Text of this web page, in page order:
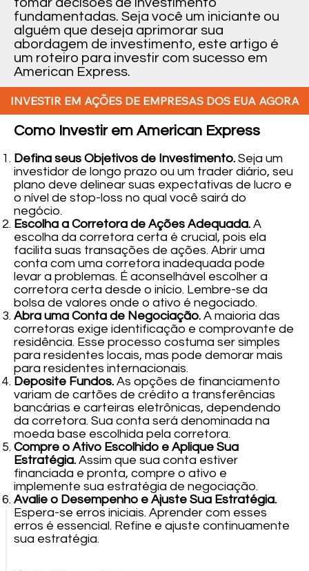
fundamentadas. Seja você um iniciante ou
alguém que deseja aprimorar sua
abordagem de investimento, este artigo é
um roteiro para investir com sucesso em
American Express.
Como Investir em American Express
Defina seus Objetivos de Investimento.Seja um
investidor de longo prazo ou um trader diário, seu
plano deve delinear suas expectativas de lucro e
o nível de stop-loss no qual você sairá do
negócio.
Escolha a Corretora de Ações Adequada.A
escolha da corretora certa é crucial, pois ela
facilita suas transações de ações. Abrir uma
conta com uma corretora inadequada pode
levar a problemas. É aconselhável escolher a
corretora certa desde o início. Lembre-se da
bolsa de valores onde o ativo é negociado.
Abra uma Conta de Negociação.A maioria das
corretoras exige identificação e comprovante de
residência. Esse processo costuma ser simples
para residentes locais, mas pode demorar mais
para residentes internacionais.
Deposite Fundos.As opções de financiamento
variam de cartões de crédito a transferências
bancárias e carteiras eletrônicas, dependendo
da corretora. Sua conta será denominada na
moeda base escolhida pela corretora.
Compre o Ativo Escolhido e Aplique Sua
Estratégia.Assim que sua conta estiver
financiada e pronta, compre o ativo e
implemente sua estratégia de negociação.
Avalie o Desempenho e Ajuste Sua Estratégia.
Espera-se erros iniciais. Aprender com esses
erros é essencial. Refine e ajuste continuamente
sua estratégia.
INVESTIR EM AÇÕES DE EMPRESAS DOS EUA AGORA